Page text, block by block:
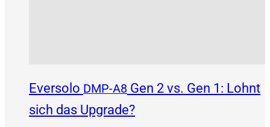
Eversolo DMP-A8 Gen 2 vs. Gen 1: Lohnt
sich das Upgrade?